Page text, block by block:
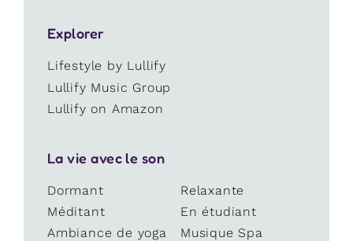
Explorer
Lifestyle by Lullify
Lullify Music Group
Lullify on Amazon
La vie avec le son
Dormant
Relaxante
Méditant
En étudiant
Ambiance de yoga
Musique Spa